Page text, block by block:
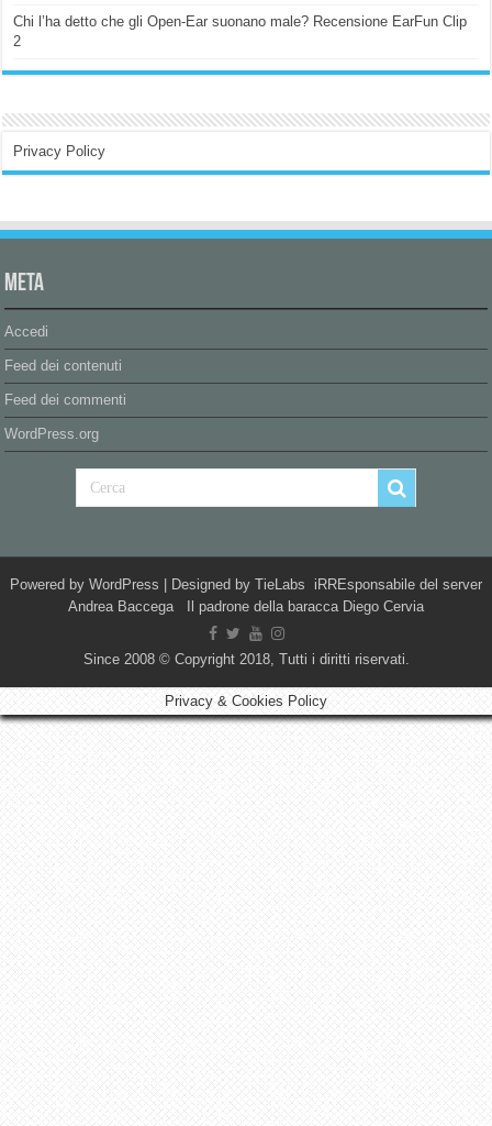
Chi l’ha detto che gli Open-Ear suonano male? Recensione EarFun Clip
2
Privacy Policy
Meta
Accedi
Feed dei contenuti
Feed dei commenti
WordPress.org
Powered by WordPress | Designed by TieLabs iRREsponsabile del server
Andrea Baccega Il padrone della baracca Diego Cervia
Since 2008 © Copyright 2018, Tutti i diritti riservati.
Privacy & Cookies Policy